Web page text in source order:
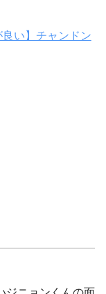
良い】チャンドン